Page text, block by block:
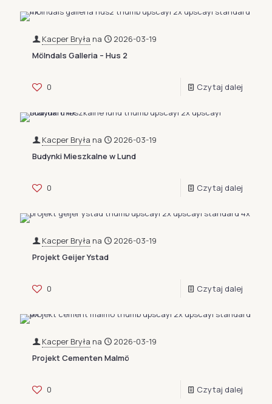
Kacper Bryła na
2026-03-19
Mölndals Galleria – Hus 2
0 Czytaj dalej
Kacper Bryła na
2026-03-19
Budynki Mieszkalne w Lund
0 Czytaj dalej
Kacper Bryła na
2026-03-19
Projekt Geijer Ystad
0 Czytaj dalej
Kacper Bryła na
2026-03-19
Projekt Cementen Malmö
0 Czytaj dalej